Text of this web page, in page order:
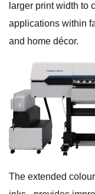
larger print width to
applications within
and home décor.
The extended